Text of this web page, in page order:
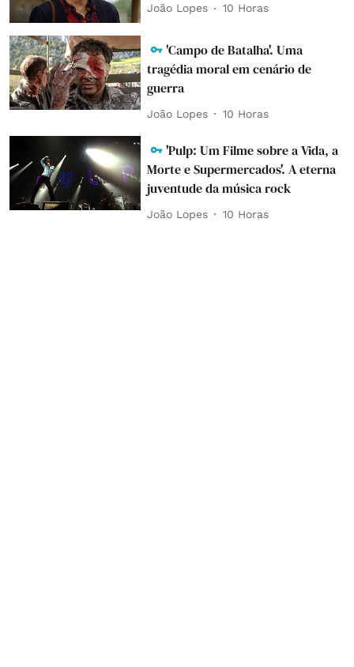
João Lopes 10 Horas
'Campo de Batalha'. Uma
tragédia moral em cenário de
guerra
João Lopes 10 Horas
'Pulp: Um Filme sobre a Vida, a
Morte e Supermercados'. A eterna
juventude da música rock
João Lopes 10 Horas